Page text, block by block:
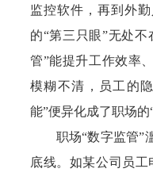
监控软件，再到外
的“第三只眼”无处
管”能提升工作效率
模糊不清，员工的
能”便异化成了职场的
职场“数字监管”滥
底线。如某公司员